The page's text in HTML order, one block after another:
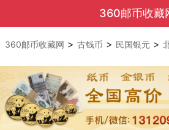
360邮币收藏
360邮币收藏网 > 古钱币 > 民国银元 >